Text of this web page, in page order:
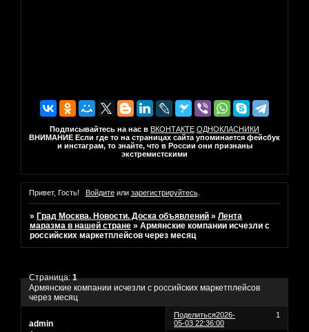
Подписывайтесь на нас в ВКОНТАКТЕ ОДНОКЛАСНИКИ
ВНИМАНИЕ Если где то на страницах сайта упоминается фейсбук
и инстаграм, то знайте, что в России они признаны
экстремистскими
Привет, Гость! Войдитеили зарегистрируйтесь.
» Град Москва. Новости. Доска объявлений »Лента
маразма в нашей стране »Армянские компании исчезли с
российских маркетплейсов через месяц
Армянские компании исчезли с российских маркетплейсов
через месяц
Страница:1
Поделиться 1
2026-
05-03 22:36:00
admin